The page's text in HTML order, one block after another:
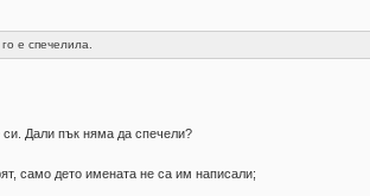
е спечелила.
Дали пък няма да спечели?
само дето имената не са им написали;